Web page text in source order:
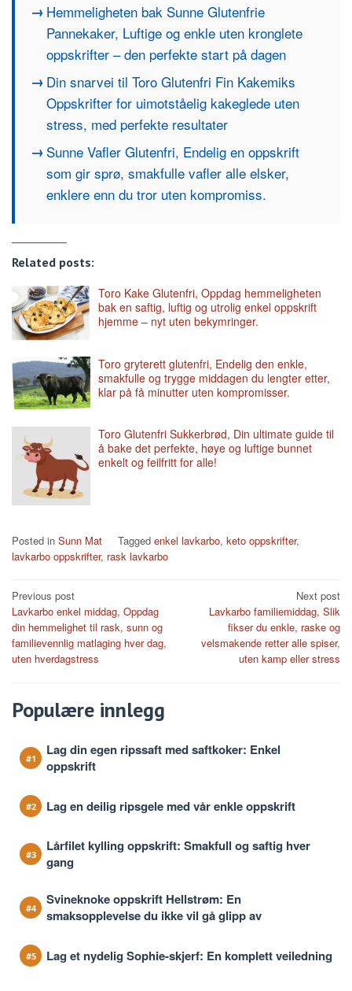
Hemmeligheten bak Sunne Glutenfrie
Pannekaker, Luftige og enkle uten kronglete
oppskrifter – den perfekte start på dagen
Din snarvei til Toro Glutenfri Fin Kakemiks
Oppskrifter for uimotståelig kakeglede uten
stress, med perfekte resultater
Sunne Vafler Glutenfri, Endelig en oppskrift
som gir sprø, smakfulle vafler alle elsker,
enklere enn du tror uten kompromiss.
Related posts:
Toro Kake Glutenfri, Oppdag hemmeligheten
bak en saftig, luftig og utrolig enkel oppskrift
hjemme – nyt uten bekymringer.
Toro gryterett glutenfri, Endelig den enkle,
smakfulle og trygge middagen du lengter etter,
klar på få minutter uten kompromisser.
Toro Glutenfri Sukkerbrød, Din ultimate guide til
å bake det perfekte, høye og luftige bunnet
enkelt og feilfritt for alle!
Posted in Sunn Mat Tagged enkel lavkarbo, keto oppskrifter,
lavkarbo oppskrifter, rask lavkarbo
Post
navigation
Previous post
Lavkarbo enkel middag, Oppdag
din hemmelighet til rask, sunn og
familievennlig matlaging hver dag,
uten hverdagstress
Next post
Lavkarbo familiemiddag, Slik
fikser du enkle, raske og
velsmakende retter alle spiser,
uten kamp eller stress
Populære innlegg
Lag din egen ripssaft med saftkoker: Enkel
oppskrift
Lag en deilig ripsgele med vår enkle oppskrift
Lårfilet kylling oppskrift: Smakfull og saftig hver
gang
Svineknoke oppskrift Hellstrøm: En
smaksopplevelse du ikke vil gå glipp av
Lag et nydelig Sophie-skjerf: En komplett veiledning